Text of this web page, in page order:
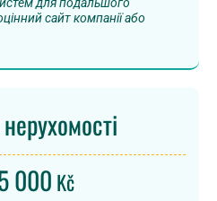
сайт компанії або
000 Kč